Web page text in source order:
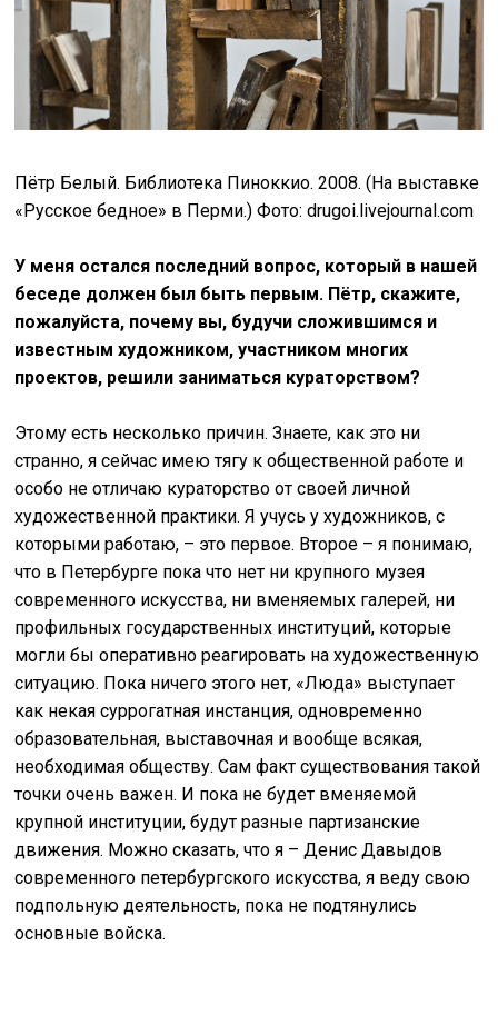
Пётр Белый. Библиотека Пиноккио. 2008. (На выставке
«Русское бедное» в Перми.) Фото: drugoi.livejournal.com
У меня остался последний вопрос, который в нашей
беседе должен был быть первым. Пётр, скажите,
пожалуйста, почему вы, будучи сложившимся и
известным художником, участником многих
проектов, решили заниматься кураторством?
Этому есть несколько причин. Знаете, как это ни
странно, я сейчас имею тягу к общественной работе и
особо не отличаю кураторство от своей личной
художественной практики. Я учусь у художников, с
которыми работаю, – это первое. Второе – я понимаю,
что в Петербурге пока что нет ни крупного музея
современного искусства, ни вменяемых галерей, ни
профильных государственных институций, которые
могли бы оперативно реагировать на художественную
ситуацию. Пока ничего этого нет, «Люда» выступает
как некая суррогатная инстанция, одновременно
образовательная, выставочная и вообще всякая,
необходимая обществу. Сам факт существования такой
точки очень важен. И пока не будет вменяемой
крупной институции, будут разные партизанские
движения. Можно сказать, что я – Денис Давыдов
современного петербургского искусства, я веду свою
подпольную деятельность, пока не подтянулись
основные войска.